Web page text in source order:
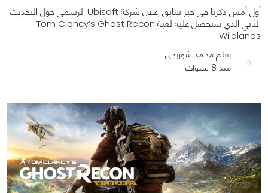
أول أمس ذكرنا فى خبر سابق إعلان شركة Ubisoft الرسمي حول التحديث
الثاني الذي ستحصل عليه لعبة Tom Clancy’s Ghost Recon
Wildlands
بقلم محمد شوربجي
منذ 8 سنوات